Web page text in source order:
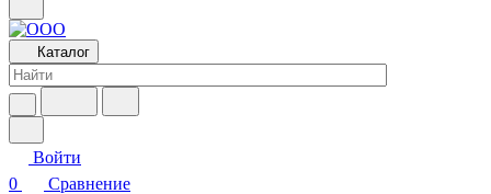
Каталог
Войти
0
Сравнение